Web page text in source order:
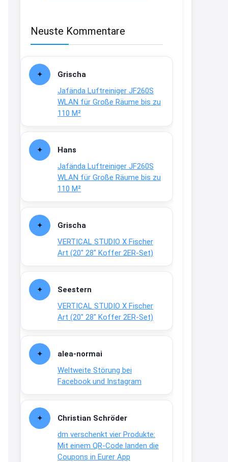
Neuste Kommentare
Grischa
Jafända Luftreiniger JF260S
WLAN für Große Räume bis zu
110 M²
Hans
Jafända Luftreiniger JF260S
WLAN für Große Räume bis zu
110 M²
Grischa
VERTICAL STUDIO X Fischer
Art (20″ 28″ Koffer 2ER-Set)
Seestern
VERTICAL STUDIO X Fischer
Art (20″ 28″ Koffer 2ER-Set)
alea-normai
Weltweite Störung bei
Facebook und Instagram
Christian Schröder
dm verschenkt vier Produkte:
Mit einem QR-Code landen die
Coupons in Eurer App
29.07www.haribo.com/de-
↩
Joachim
Ab diesem Jahr gibt es keine
Fielmann-Blinkis mehr / wurde
www.fielmann-
group.com/blinkis...
13:44
dich zu sehen, alles gut?
15:01
An 01.08. / Sensodyne Rabatt 3€
/ max. 15.000www.erlebe-
↩
www.meineapotheke.de/
2:19
↩